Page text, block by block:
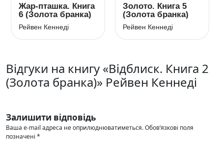
Жар-пташка. Книга
6 (Золота бранка)
Рейвен Кеннеді
Золото. Книга 5
(Золота бранка)
Рейвен Кеннеді
Відгуки на книгу «Відблиск. Книга 2
(Золота бранка)» Рейвен Кеннеді
Залишити відповідь
Ваша e-mail адреса не оприлюднюватиметься.Обов’язкові поля
позначені *